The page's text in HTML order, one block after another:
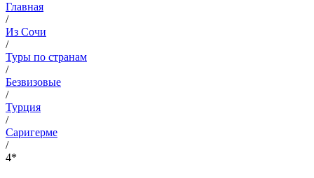
Главная
/
Из Сочи
/
Туры по странам
/
Безвизовые
/
Турция
/
Саригерме
/
4*